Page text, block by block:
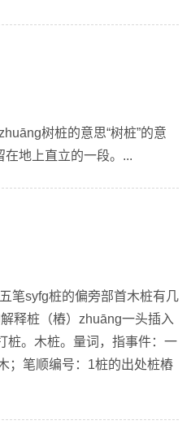
树桩的意思“树桩”的意
地上直立的一段。...
笔syfg桩的偏旁部首木桩有几
释桩（樁）zhuāng一头插入
桩。木桩。量词，指事件：一
；笔顺编号：1桩的出处桩樁